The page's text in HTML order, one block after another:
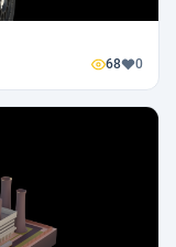
68 0